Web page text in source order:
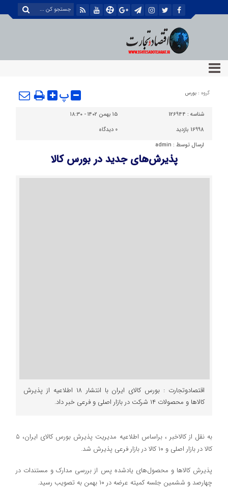
گروه : بورس پ
شناسه : 126944
۱۵ بهمن ۱۴۰۲ - ۱۸:۳۰
16998 بازدید
0 دیدگاه
ارسال توسط : admin
پذیرش‌های جدید در بورس کالا
اقتصادوتجارت : بورس کالای ایران با انتشار ۱۸ اطلاعیه از پذیرش
کالاها و محصولات ۱۴ شرکت در بازار اصلی و فرعی خبر داد.
به نقل از کالاخبر ، براساس اطلاعیه مدیریت پذیرش بورس کالای ایران، ۵
کالا در بازار اصلی و ۱۰ کالا در بازار فرعی پذیرش شد.
پذیرش کالاها و محصول‌های یادشده پس از بررسی مدارک و مستندات در
چهارصد و ششمین جلسه کمیته عرضه در ۱۰ بهمن به تصویب رسید.